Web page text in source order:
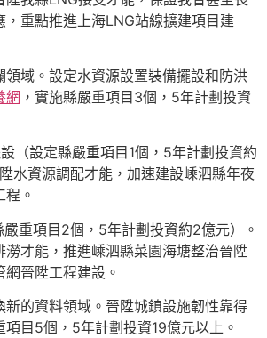
，重點推進上海LNG站線擴建項目建
領域。設定水資源設置裝備擺設和防洪
網 ，實施縣嚴重項目3個，5年計劃投資
（設定縣嚴重項目1個，5年計劃投資約
水資源調配才能，加速建設嵊泗縣年夜
。
重項目2個，5年計劃投資約2億元）。
澇才能，推進嵊泗縣菜園海塘整治晉陞
晉陞工程建設。
新的資料領域。晉陞城鎮設施韌性靠得
目5個，5年計劃投資19億元以上。